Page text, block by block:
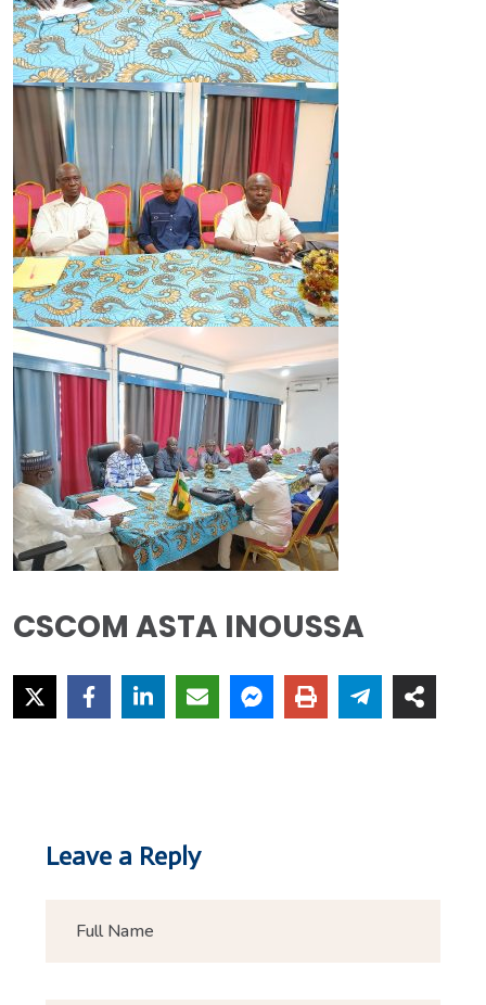
CSCOM ASTA INOUSSA
Leave a Reply